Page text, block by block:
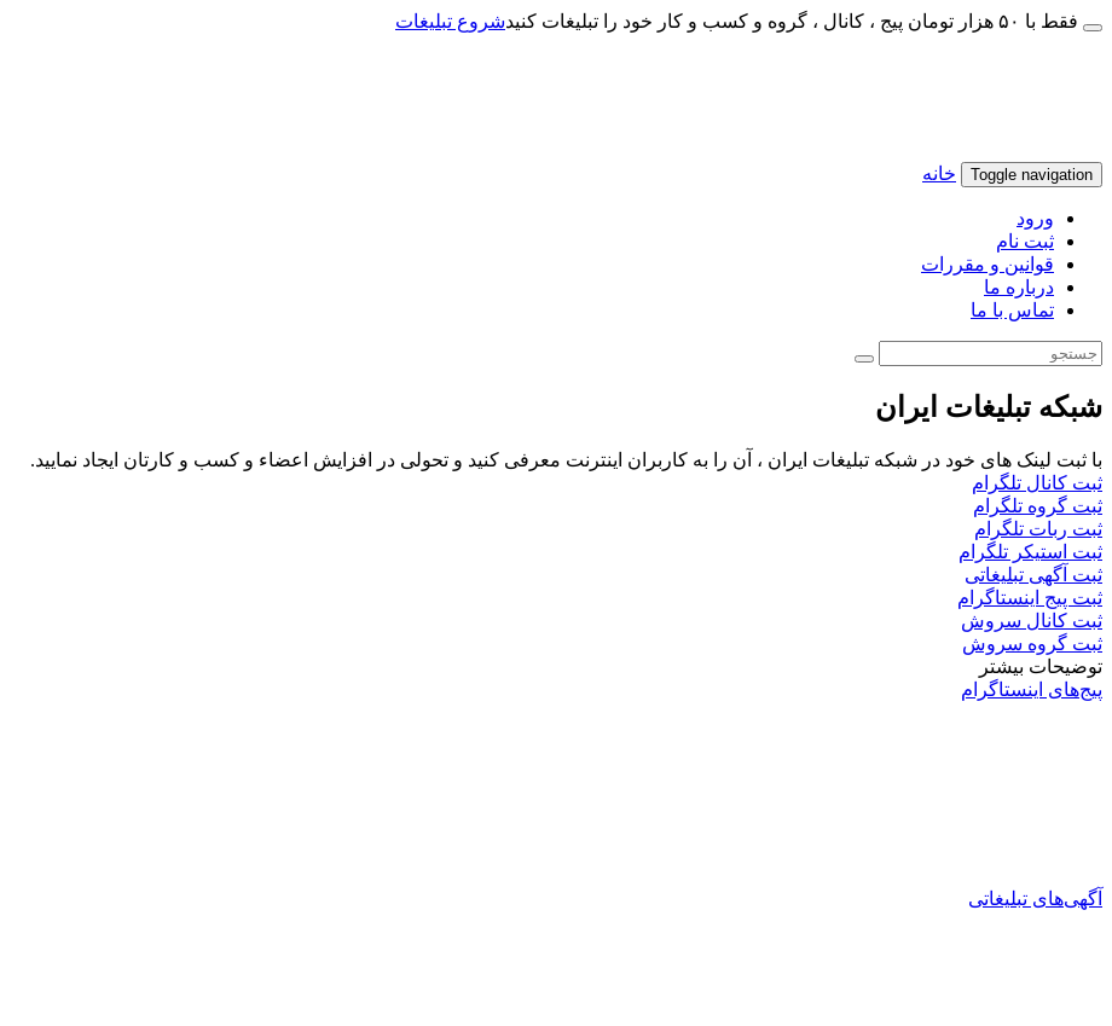
فقط با ۵۰ هزار تومان پیج ، کانال ، گروه و کسب و کار خود را تبلیغات کنید شروع تبلیغات
Toggle navigation خانه
ورود
ثبت نام
قوانین و مقررات
درباره ما
تماس با ما
شبکه تبلیغات ایران
با ثبت لینک های خود در شبکه تبلیغات ایران ، آن را به کاربران اینترنت معرفی کنید و تحولی در افزایش اعضاء و کسب و کارتان ایجاد نمایید.
ثبت کانال تلگرام
ثبت گروه تلگرام
ثبت ربات تلگرام
ثبت استیکر تلگرام
ثبت آگهی تبلیغاتی
ثبت پیج اینستاگرام
ثبت کانال سروش
ثبت گروه سروش
توضیحات بیشتر
پیج‌های اینستاگرام
آگهی‌های تبلیغاتی